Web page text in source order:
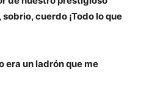
cuerdo ¡Todo lo que
era un ladrón que me